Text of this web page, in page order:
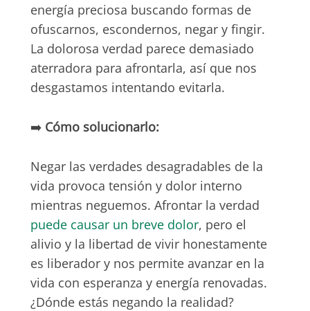
energía preciosa buscando formas de
ofuscarnos, escondernos, negar y fingir.
La dolorosa verdad parece demasiado
aterradora para afrontarla, así que nos
desgastamos intentando evitarla.
➡️ Cómo solucionarlo:
Negar las verdades desagradables de la
vida provoca tensión y dolor interno
mientras neguemos. Afrontar la verdad
puede causar un breve dolor, pero el
alivio y la libertad de vivir honestamente
es liberador y nos permite avanzar en la
vida con esperanza y energía renovadas.
¿Dónde estás negando la realidad?